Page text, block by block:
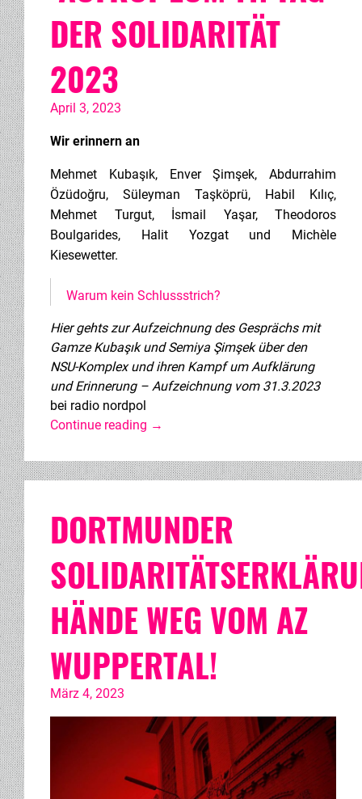
DER SOLIDARITÄT
2023
April 3, 2023
Wir erinnern an
Mehmet Kubaşık, Enver Şimşek, Abdurrahim
Özüdoğru, Süleyman Taşköprü, Habil Kılıç,
Mehmet Turgut, İsmail Yaşar, Theodoros
Boulgarides, Halit Yozgat und Michèle
Kiesewetter.
Warum kein Schlussstrich?
Hier gehts zur Aufzeichnung des Gesprächs mit
Gamze Kubaşık und Semiya Şimşek über den
NSU-Komplex und ihren Kampf um Aufklärung
und Erinnerung – Aufzeichnung vom 31.3.2023
bei radio nordpol
Continue reading →
DORTMUNDER
HÄNDE WEG VOM AZ
WUPPERTAL!
März 4, 2023